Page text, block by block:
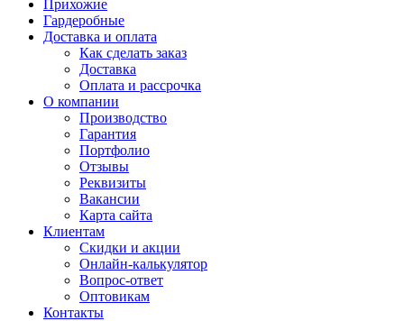
Прихожие
Гардеробные
Доставка и оплата
Как сделать заказ
Доставка
Оплата и рассрочка
О компании
Производство
Гарантия
Портфолио
Отзывы
Реквизиты
Вакансии
Карта сайта
Клиентам
Скидки и акции
Онлайн-калькулятор
Вопрос-ответ
Оптовикам
Контакты